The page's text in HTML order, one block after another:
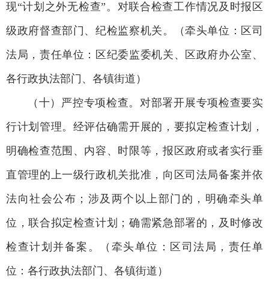
现“计划之外无检查”。对联合检查工作情况及时报区
级政府督查部门、纪检监察机关。（牵头单位：区司
法局，责任单位：区纪委监委机关、区政府办公室、
各行政执法部门、各镇街道）
（十）严控专项检查。对部署开展专项检查要实
行计划管理。经评估确需开展的，要拟定检查计划，
明确检查范围、内容、时限等，报区政府或者实行垂
直管理的上一级行政机关批准，向区司法局备案并依
法向社会公布；涉及两个以上部门的，明确牵头单
位，联合拟定检查计划；确需紧急部署的，及时修改
检查计划并备案。（牵头单位：区司法局，责任单
位：各行政执法部门、各镇街道）